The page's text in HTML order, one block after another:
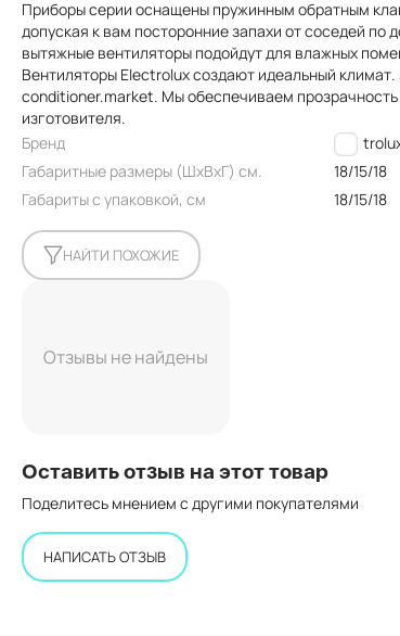
Приборы серии оснащены пружинным обратным
допуская к вам посторонние запахи от соседей
вытяжные вентиляторы подойдут для влажных
Вентиляторы Electrolux создают идеальный
conditioner.market. Мы обеспечиваем
изготовителя.
Бренд
Габаритные размеры (ШxВxГ) см.
18/15/18
Габариты с упаковкой, см
18/15/18
НАЙТИ ПОХОЖИЕ
Отзывы не найдены
Оставить отзыв на этот товар
Поделитесь мнением с другими покупателями
НАПИСАТЬ ОТЗЫВ